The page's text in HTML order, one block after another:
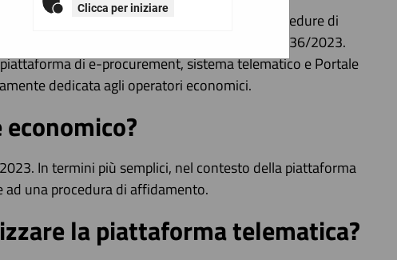
Clicca per iniziare
attraverso il quale è possibile espletare procedure di
disposizioni di cui al codice degli appalti - Dlgs 36/2023.
di e-procurement, sistema telematico e Portale
dedicata agli operatori economici.
In termini più semplici, nel contesto della piattaforma
una procedura di affidamento.
la piattaforma telematica?